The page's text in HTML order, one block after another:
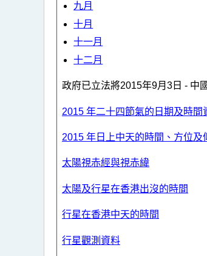
九月
十月
十一月
十二月
政府已立法將2015年9月3日 - 中
2015 年二十四節氣的日期及時間
2015 年日上中天的時間、方位及
太陽視赤經與視赤緯
太陽及行星在香港出沒的時間
行星在香港中天的時間
行星觀測資料